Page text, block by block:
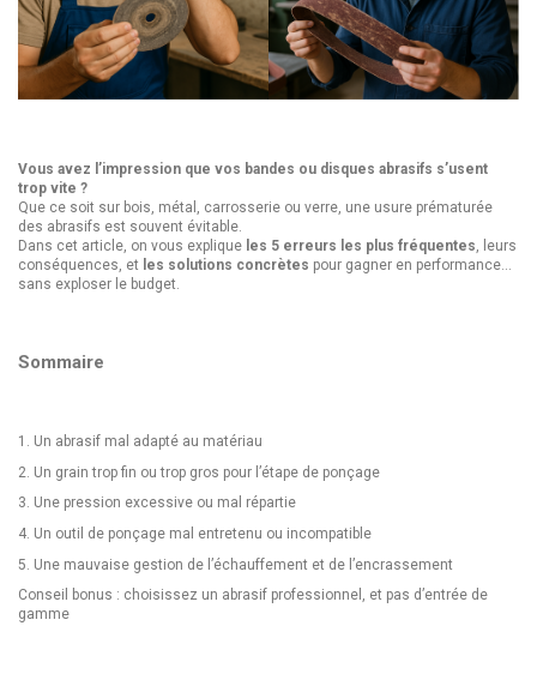
Vous avez l’impression que vos bandes ou disques abrasifs s’usent
trop vite ?
Que ce soit sur bois, métal, carrosserie ou verre, une usure prématurée
des abrasifs est souvent évitable.
Dans cet article, on vous explique les 5 erreurs les plus fréquentes, leurs
conséquences, et les solutions concrètes pour gagner en performance...
sans exploser le budget.
Sommaire
1. Un abrasif mal adapté au matériau
2. Un grain trop fin ou trop gros pour l’étape de ponçage
3. Une pression excessive ou mal répartie
4. Un outil de ponçage mal entretenu ou incompatible
5. Une mauvaise gestion de l’échauffement et de l’encrassement
Conseil bonus : choisissez un abrasif professionnel, et pas d’entrée de
gamme